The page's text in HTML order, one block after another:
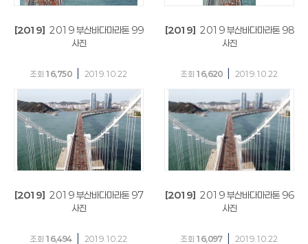
[2019] 2019 부산바다마라톤 99
사진
조회 16,750 2019.10.22
[2019] 2019 부산바다마라톤 98
사진
조회 16,620 2019.10.22
[2019] 2019 부산바다마라톤 97
사진
조회 16,494 2019.10.22
[2019] 2019 부산바다마라톤 96
사진
조회 16,097 2019.10.22